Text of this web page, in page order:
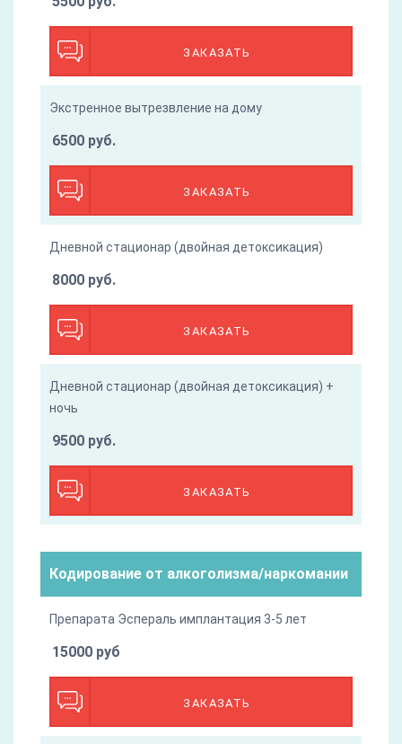
ЗАКАЗАТЬ
Экстренное вытрезвление на дому
ЗАКАЗАТЬ
6500 руб.
Дневной стационар (двойная детоксикация)
ЗАКАЗАТЬ
8000 руб.
Дневной стационар (двойная детоксикация) +
ночь
ЗАКАЗАТЬ
9500 руб.
Кодирование от алкоголизма/наркомании
Препарата Эспераль имплантация 3-5 лет
ЗАКАЗАТЬ
15000 руб